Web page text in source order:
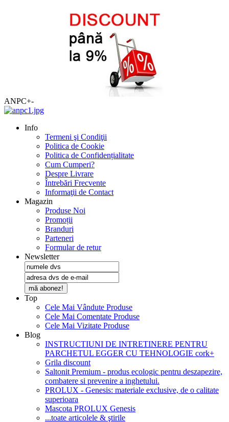
ANPC+-
Info
Termeni şi Condiţii
Politica de Cookie
Politica de Confidențialitate
Cum Cumperi?
Despre Livrare
Întrebări Frecvente
Informaţii de Contact
Magazin
Produse Noi
Promoții
Branduri
Parteneri
Formular de retur
Newsletter
mă abonez!
Top
Cele Mai Vândute Produse
Cele Mai Comentate Produse
Cele Mai Vizitate Produse
Blog
INSTRUCTIUNI DE INTRETINERE PENTRU
PARCHETUL EGGER CU TEHNOLOGIE cork+
Grila discount
Saltonit Premium - produs ecologic pentru deszapezire,
combatere si prevenire a inghetului.
PROLUX - Genesis: materiale exclusive, de o calitate
superioara
Mascota PROLUX Genesis
...toate articolele & ştirile